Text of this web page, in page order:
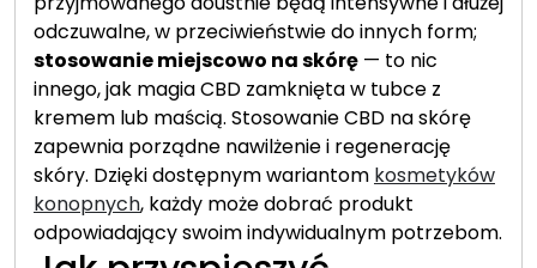
odczuwalne, w przeciwieństwie do innych form;
stosowanie miejscowo na skórę — to nic
innego, jak magia CBD zamknięta w tubce z
kremem lub maścią. Stosowanie CBD na skórę
zapewnia porządne nawilżenie i regenerację
skóry. Dzięki dostępnym wariantom kosmetyków
konopnych, każdy może dobrać produkt
odpowiadający swoim indywidualnym potrzebom.